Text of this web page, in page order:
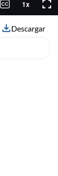
Descargar